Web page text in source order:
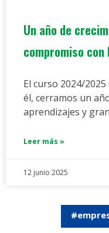
Un año de
compromiso
El curso 2024/
él, cerramos un
aprendizajes y
Leer más »
12 junio 2025